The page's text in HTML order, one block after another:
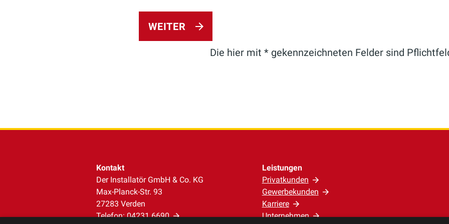
WEITER
Die hier mit * gekennzeichneten Felder sind
Kontakt
Der Installatör GmbH & Co. KG
Max-Planck-Str. 93
27283 Verden
Telefon:04231 6690
Leistungen
Privatkunden
Gewerbekunden
Karriere
Unternehmen